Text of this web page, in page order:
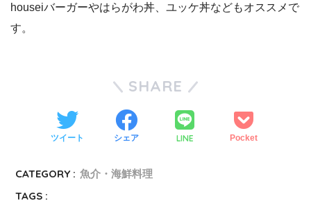
houseiバーガーやはらがわ丼、ユッケ丼などもオススメで
す。
SHARE
ツイート シェア LINE Pocket
CATEGORY : 魚介・海鮮料理
TAGS :